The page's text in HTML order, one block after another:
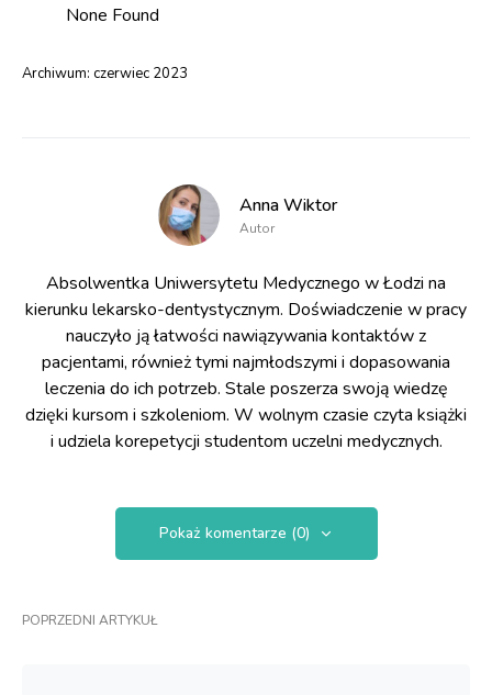
None Found
Archiwum: czerwiec 2023
Anna Wiktor
Autor
Absolwentka Uniwersytetu Medycznego w Łodzi na
kierunku lekarsko-dentystycznym. Doświadczenie w pracy
nauczyło ją łatwości nawiązywania kontaktów z
pacjentami, również tymi najmłodszymi i dopasowania
leczenia do ich potrzeb. Stale poszerza swoją wiedzę
dzięki kursom i szkoleniom. W wolnym czasie czyta książki
i udziela korepetycji studentom uczelni medycznych.
Pokaż komentarze (0)
POPRZEDNI ARTYKUŁ